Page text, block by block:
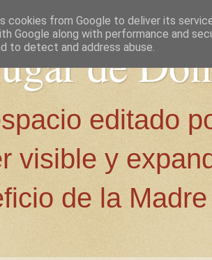
de
editado
visible y
de la
cookies from Google to deliver its
Google along with performance and
to detect and address abuse.